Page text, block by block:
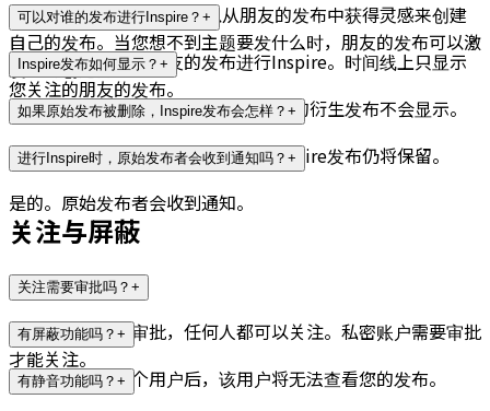
Inspire是一项功能，您可以从朋友的发布中获得灵感来创建
自己的发布。当您想不到主题要发什么时，朋友的发布可以激
发您的创造力。
可以对谁的发布进行Inspire？ +
您只能对已关注的朋友的发布进行Inspire。时间线上只显示
您关注的朋友的发布。
Inspire发布如何显示？ +
您可以查看点击时的Inspire链。未来的衍生发布不会显示。
如果原始发布被删除，Inspire发布会怎样？ +
即使原始发布被删除，由其衍生的Inspire发布仍将保留。
进行Inspire时，原始发布者会收到通知吗？ +
是的。原始发布者会收到通知。
关注与屏蔽
关注需要审批吗？ +
公开账户不需要审批，任何人都可以关注。私密账户需要审批
才能关注。
有屏蔽功能吗？ +
有。当您屏蔽某个用户后，该用户将无法查看您的发布。
有静音功能吗？ +